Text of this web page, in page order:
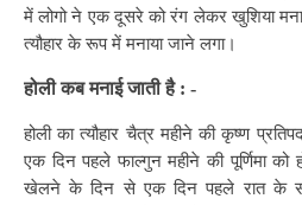
में लोगो ने एक दूसरे को रंग लेकर खुशिया
त्यौहार के रूप में मनाया जाने लगा।
होली कब मनाई जाती है : -
होली का त्यौहार चैत्र महीने की कृष्ण
एक दिन पहले फाल्गुन महीने की पूर्णिमा को
खेलने के दिन से एक दिन पहले रात के